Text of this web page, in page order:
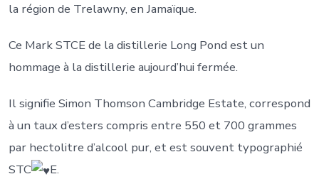
la région de Trelawny, en Jamaïque.
Ce Mark STCE de la distillerie Long Pond est un
hommage à la distillerie aujourd’hui fermée.
Il signifie Simon Thomson Cambridge Estate, correspond
à un taux d’esters compris entre 550 et 700 grammes
par hectolitre d’alcool pur, et est souvent typographié
STC
E.